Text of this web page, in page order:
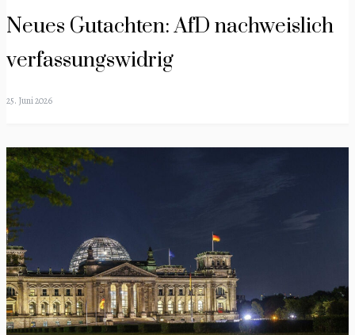
Neues Gutachten: AfD nachweislich
verfassungswidrig
25. Juni 2026